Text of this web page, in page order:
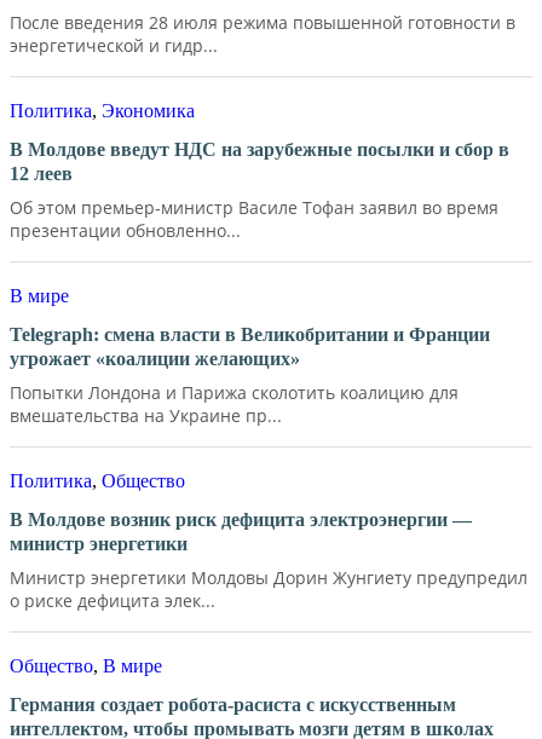
После введения 28 июля режима повышенной готовности в
энергетической и гидр...
Политика, Экономика
В Молдове введут НДС на зарубежные посылки и сбор в
12 леев
Об этом премьер-министр Василе Тофан заявил во время
презентации обновленно...
В мире
Telegraph: смена власти в Великобритании и Франции
угрожает «коалиции желающих»
Попытки Лондона и Парижа сколотить коалицию для
вмешательства на Украине пр...
Политика, Общество
В Молдове возник риск дефицита электроэнергии —
министр энергетики
Министр энергетики Молдовы Дорин Жунгиету предупредил
о риске дефицита элек...
Общество, В мире
Германия создает робота-расиста с искусственным
интеллектом, чтобы промывать мозги детям в школах